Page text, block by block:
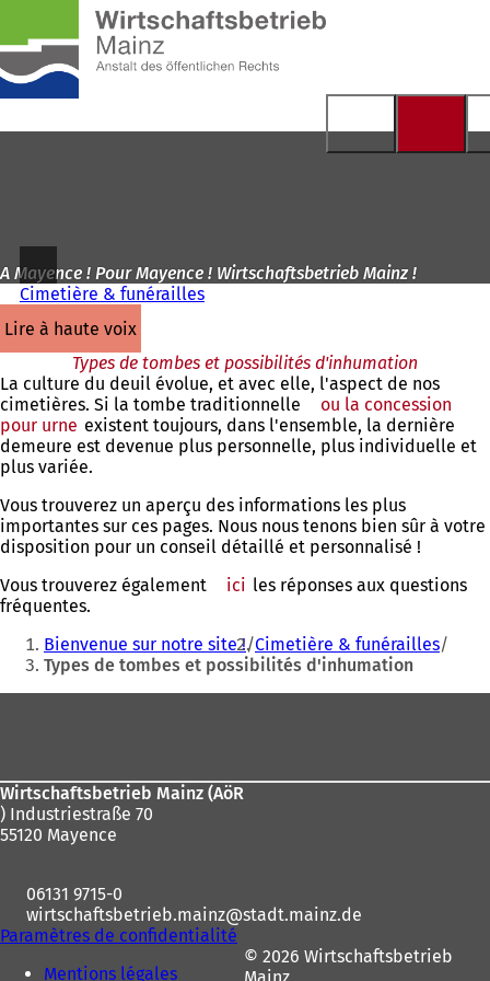
Accéder au contenu
page
d'accueil
A Mayence ! Pour Mayence ! Wirtschaftsbetrieb Mainz !
Cimetière & funérailles
lire à haute voix
Types de tombes et possibilités d'inhumation
La culture du deuil évolue, et avec elle, l'aspect de nos
cimetières. Si la tombe traditionnelle
ou la concession
pour urne existent toujours, dans l'ensemble, la dernière
demeure est devenue plus personnelle, plus individuelle et
plus variée.
Vous trouverez un aperçu des informations les plus
importantes sur ces pages. Nous nous tenons bien sûr à votre
disposition pour un conseil détaillé et personnalisé !
Vous trouverez également
ici les réponses aux questions
fréquentes.
Vous
êtes
ici
Bienvenue sur notre site ! Cimetière & funérailles
Types de tombes et possibilités d'inhumation
Wirtschaftsbetrieb Mainz (AöR
) Industriestraße 70
55120 Mayence
06131 9715-0
wirtschaftsbetrieb.mainz
stadt.mainz de
Paramètres de confidentialité
Mentions légales
© 2026 Wirtschaftsbetrieb